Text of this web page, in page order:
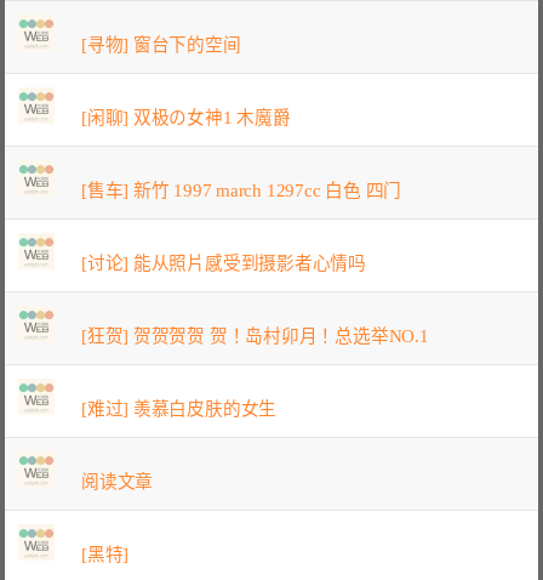
[寻物] 窗台下的空间
[闲聊] 双极の女神1 木魔爵
[售车] 新竹 1997 march 1297cc 白色 四门
[讨论] 能从照片感受到摄影者心情吗
[狂贺] 贺贺贺贺 贺！岛村卯月！总选举NO.1
[难过] 羡慕白皮肤的女生
阅读文章
[黑特]